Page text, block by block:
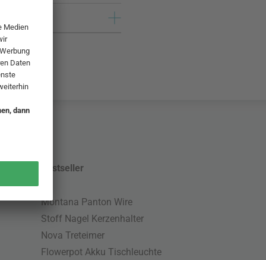
Bestseller
Montana Panton Wire
Stoff Nagel Kerzenhalter
Nova Treteimer
Flowerpot Akku Tischleuchte